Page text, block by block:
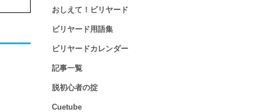
おしえて！ビリヤード
ビリヤード用語集
ビリヤードカレンダー
記事一覧
脱初心者の掟
Cuetube